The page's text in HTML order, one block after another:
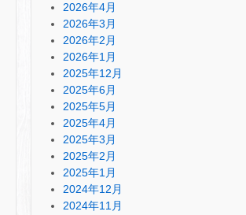
2026年4月
2026年3月
2026年2月
2026年1月
2025年12月
2025年6月
2025年5月
2025年4月
2025年3月
2025年2月
2025年1月
2024年12月
2024年11月